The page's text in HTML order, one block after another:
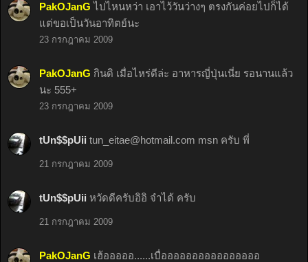
PakOJanG ไปไหนหว่า เอาไว้วันว่างๆ ตรงกันค่อยไปก็ได้
แต่ขอเป็นวันอาทิตย์นะ
23 กรกฎาคม 2009
PakOJanG กินดิ เมื่อไหร่ดีล่ะ อาหารญี่ปุ่นเนี่ย รอนานแล้ว
นะ 555+
23 กรกฎาคม 2009
tUn$$pUii tun_eitae@hotmail.com msn ครับ พี่
21 กรกฎาคม 2009
tUn$$pUii หวัดดีครับอิอิ จำได้ ครับ
21 กรกฎาคม 2009
PakOJanG เฮ้อออออ......เบื่ออออออออออออออออ